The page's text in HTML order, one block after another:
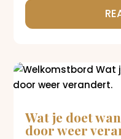
Wat je doet
door weer